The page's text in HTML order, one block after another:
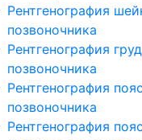
Рентгенография
позвоночника
Рентгенография
позвоночника
Рентгенография
позвоночника
Рентгенография